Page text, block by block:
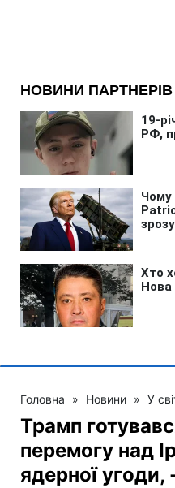
Головна » Новини » У
Трамп
перемогу над
ядерної угоди,